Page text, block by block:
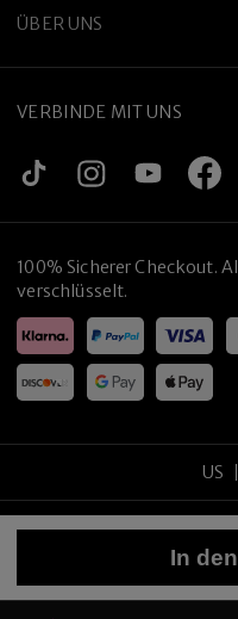
ÜBER UNS
VERBINDE MIT UNS
100% Sicherer Checkout.
verschlüsselt.
US
Copyright©2026
In